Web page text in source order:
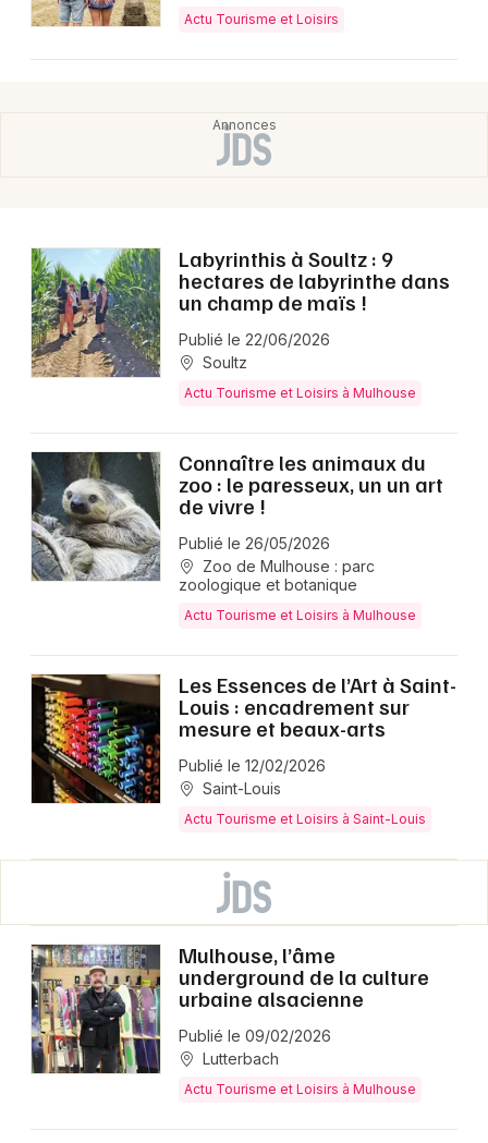
Actu Tourisme et Loisirs
Labyrinthis à Soultz : 9
hectares de labyrinthe dans
un champ de maïs !
Publié le 22/06/2026
Soultz
Actu Tourisme et Loisirs à Mulhouse
Connaître les animaux du
zoo : le paresseux, un un art
de vivre !
Publié le 26/05/2026
Zoo de Mulhouse : parc
zoologique et botanique
Actu Tourisme et Loisirs à Mulhouse
Les Essences de l’Art à Saint-
Louis : encadrement sur
mesure et beaux-arts
Publié le 12/02/2026
Saint-Louis
Actu Tourisme et Loisirs à Saint-Louis
Mulhouse, l’âme
underground de la culture
urbaine alsacienne
Publié le 09/02/2026
Lutterbach
Actu Tourisme et Loisirs à Mulhouse